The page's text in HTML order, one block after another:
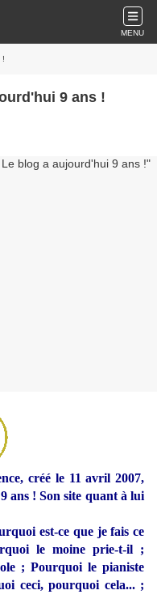
MENU
!
9 ans !
créé le 11 avril 2007,
ans ! Son site quant à lui
est-ce que je fais ce
le moine prie-t-il ;
; Pourquoi le pianiste
ceci, pourquoi cela... ;